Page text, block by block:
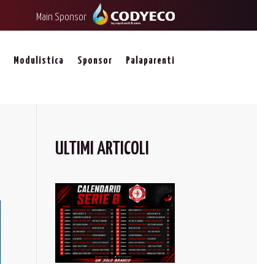
Main Sponsor
Modulistica Sponsor Palaparenti
ULTIMI ARTICOLI